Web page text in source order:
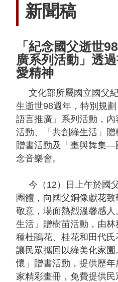
新
公
告
務
研
究
典
藏
新聞稿
「紀念國父逝世
廣系列活動」透
愛精神
文化部所屬國立國父
生逝世98週年，特別規
語言推廣」系列活動，內
活動、「共創綠生活」贈
贈書活動及「畫與舞集—
念音樂會。
今（12）日上午於國
團體，向國父銅像獻花
敬意，場面熱烈溫馨感
生活」贈樹苗活動，由
種杜鵑花、桂花和田代氏
讓民眾攜回以綠美化家
懷」贈書活動，提供歷
家精彩畫冊，免費提供民